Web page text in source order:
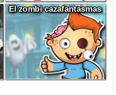
El zombi cazafantasmas